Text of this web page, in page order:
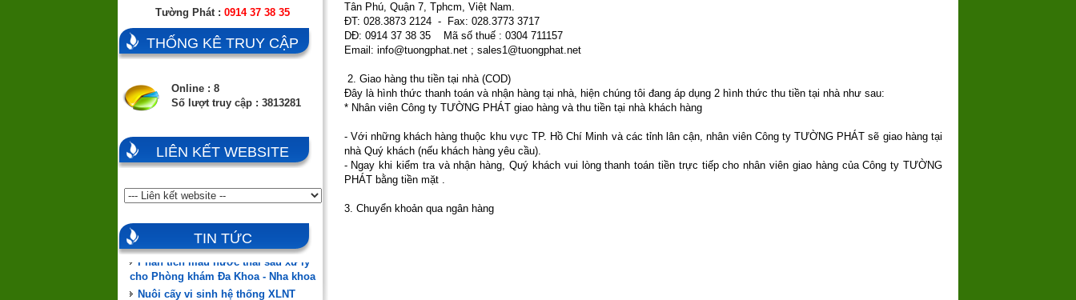
Tường Phát :0914 37 38 35
THỐNG KÊ TRUY CẬP
Online : 8
Số lượt truy cập : 3813281
LIÊN KẾT WEBSITE
TIN TỨC
Đào tạo, hướng dẫn vận hành,
chuyển giao công nghệ
MEMSTAR (SINGAPORE)
Phân tích mẫu nước thải sau xử lý
cho Phòng khám Đa Khoa - Nha khoa
Nuôi cấy vi sinh hệ thống XLNT
Phòng khám Đa Khoa Nha khoa
Tân Phú, Quận 7, Tphcm, Việt Nam.
ĐT: 028.3873 2124 - Fax: 028.3773 3717
DĐ: 0914 37 38 35 Mã số thuế : 0304 711157
Email: info@tuongphat.net; sales1@tuongphat.net
2. Giao hàng thu tiền tại nhà (COD)
Đây là hình thức thanh toán và nhận hàng tại nhà, hiện chúng tôi đang áp dụng 2 hình thức thu tiền tại nhà như sau:
* Nhân viên Công ty TƯỜNG PHÁT giao hàng và thu tiền tại nhà khách hàng
- Với những khách hàng thuộc khu vực TP. Hồ Chí Minh và các tỉnh lân cận, nhân viên Công ty TƯỜNG PHÁT sẽ giao hàng tại
nhà Quý khách (nếu khách hàng yêu cầu).
- Ngay khi kiểm tra và nhận hàng, Quý khách vui lòng thanh toán tiền trực tiếp cho nhân viên giao hàng của Công ty TƯỜNG
PHÁT bằng tiền mặt .
3. Chuyển khoản qua ngân hàng